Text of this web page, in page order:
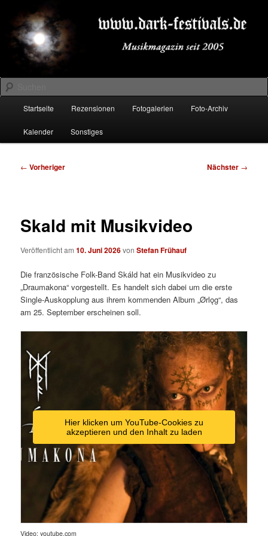
primären
Inhalt
springenDARK-FESTIVALS.DE
Suchen
Startseite Rezensionen Fotogalerien Foto-Archiv
Kalender Sonstiges
Beitragsnavigation
← Vorheriger Nächster →
Skald mit Musikvideo
Veröffentlicht am10. Juni 2026vonStefan Frühauf
Die französische Folk-Band Skáld hat ein Musikvideo zu
„Draumakona“ vorgestellt. Es handelt sich dabei um die erste
Single-Auskopplung aus ihrem kommenden Album „Ørlǫg“, das
am 25. September erscheinen soll.
Hier klicken um YouTube-Cookies zu
akzeptieren und den Inhalt zu laden
Video: youtube.com